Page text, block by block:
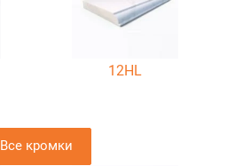
12HL
Все кромки